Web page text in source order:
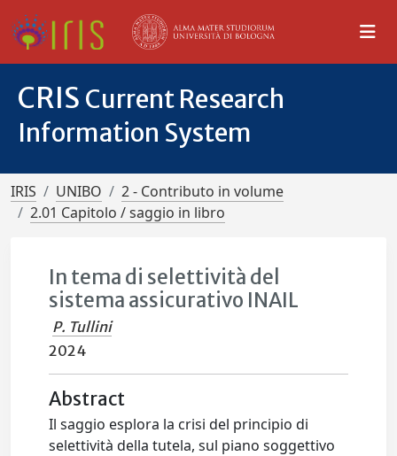
CRIS Current Research
Information System
IRIS UNIBO
2 - Contributo in volume
2.01 Capitolo / saggio in libro
In tema di selettività del
sistema assicurativo INAIL
P. Tullini
2024
Abstract
Il saggio esplora la crisi del principio di
selettività della tutela, sul piano soggettivo